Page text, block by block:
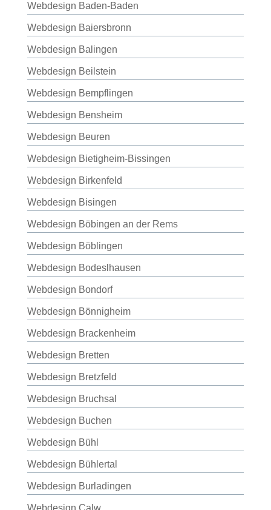
Webdesign Baden-Baden
Webdesign Baiersbronn
Webdesign Balingen
Webdesign Beilstein
Webdesign Bempflingen
Webdesign Bensheim
Webdesign Beuren
Webdesign Bietigheim-Bissingen
Webdesign Birkenfeld
Webdesign Bisingen
Webdesign Böbingen an der Rems
Webdesign Böblingen
Webdesign Bodeslhausen
Webdesign Bondorf
Webdesign Bönnigheim
Webdesign Brackenheim
Webdesign Bretten
Webdesign Bretzfeld
Webdesign Bruchsal
Webdesign Buchen
Webdesign Bühl
Webdesign Bühlertal
Webdesign Burladingen
Webdesign Calw